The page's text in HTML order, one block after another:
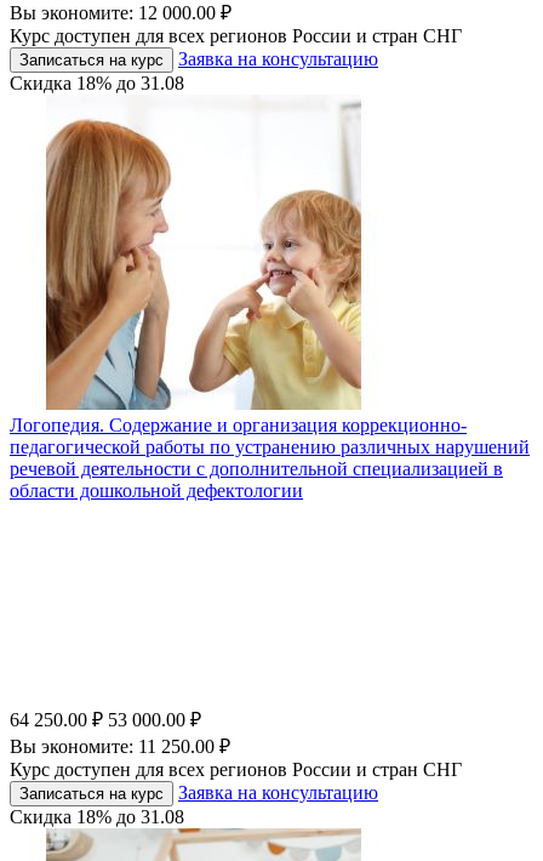
Вы экономите: 12 000.00 ₽
Курс доступен для всех регионов России и стран СНГ
Записаться на курс
Заявка на консультацию
Скидка 18% до 31.08
Логопедия. Содержание и организация коррекционно-
педагогической работы по устранению различных нарушений
речевой деятельности с дополнительной специализацией в
области дошкольной дефектологии
64 250.00 ₽ 53 000.00 ₽
Вы экономите: 11 250.00 ₽
Курс доступен для всех регионов России и стран СНГ
Записаться на курс
Заявка на консультацию
Скидка 18% до 31.08